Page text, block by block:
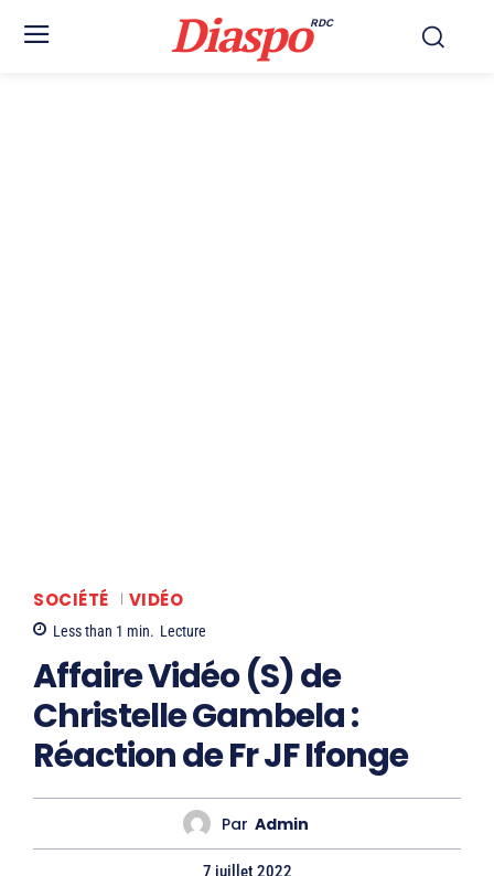
DiaspoRDC
SOCIÉTÉ VIDÉO
Less than 1 min. Lecture
Affaire Vidéo (S) de
Christelle Gambela :
Réaction de Fr JF Ifonge
Par Admin
7 juillet 2022